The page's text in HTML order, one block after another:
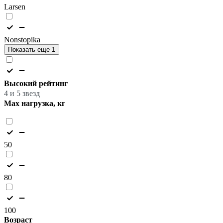
Larsen
Nonstopika
Показать еще 1
Высокий рейтинг
4 и 5 звезд
Max нагрузка, кг
50
80
100
Возраст